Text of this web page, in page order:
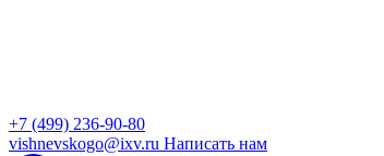
+7 (499) 236-90-80
vishnevskogo@ixv.ru Написать нам